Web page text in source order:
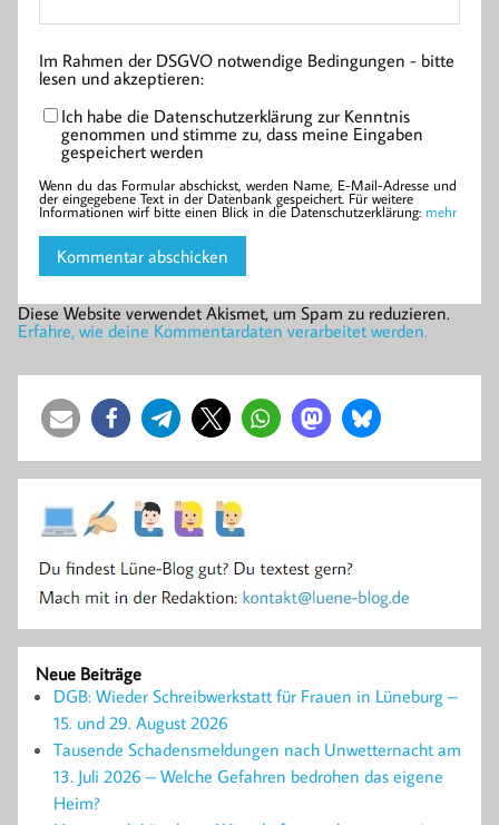
Im Rahmen der DSGVO notwendige Bedingungen - bitte
lesen und akzeptieren:
Ich habe die Datenschutzerklärung zur Kenntnis
genommen und stimme zu, dass meine Eingaben
gespeichert werden
Wenn du das Formular abschickst, werden Name, E-Mail-Adresse und
der eingegebene Text in der Datenbank gespeichert. Für weitere
Informationen wirf bitte einen Blick in die Datenschutzerklärung: mehr
Diese Website verwendet Akismet, um Spam zu reduzieren.
Erfahre, wie deine Kommentardaten verarbeitet werden.
Neue Beiträge
DGB: Wieder Schreibwerkstatt für Frauen in Lüneburg –
15. und 29. August 2026
Tausende Schadensmeldungen nach Unwetternacht am
13. Juli 2026 – Welche Gefahren bedrohen das eigene
Heim?